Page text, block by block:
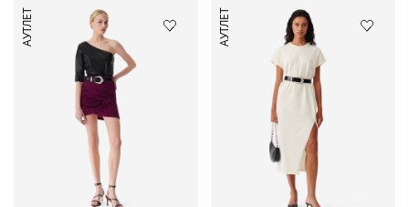
АУТЛЕТ АУТЛЕТ